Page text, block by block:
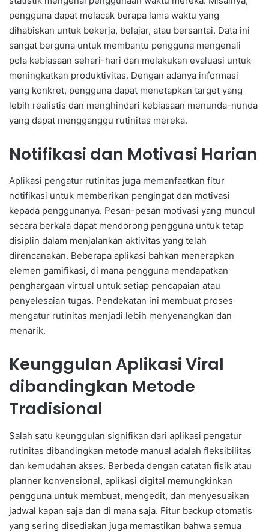
pengguna dapat melacak berapa lama waktu yang
dihabiskan untuk bekerja, belajar, atau bersantai. Data ini
sangat berguna untuk membantu pengguna mengenali
pola kebiasaan sehari-hari dan melakukan evaluasi untuk
meningkatkan produktivitas. Dengan adanya informasi
yang konkret, pengguna dapat menetapkan target yang
lebih realistis dan menghindari kebiasaan menunda-nunda
yang dapat mengganggu rutinitas mereka.
Notifikasi dan Motivasi Harian
Aplikasi pengatur rutinitas juga memanfaatkan fitur
notifikasi untuk memberikan pengingat dan motivasi
kepada penggunanya. Pesan-pesan motivasi yang muncul
secara berkala dapat mendorong pengguna untuk tetap
disiplin dalam menjalankan aktivitas yang telah
direncanakan. Beberapa aplikasi bahkan menerapkan
elemen gamifikasi, di mana pengguna mendapatkan
penghargaan virtual untuk setiap pencapaian atau
penyelesaian tugas. Pendekatan ini membuat proses
mengatur rutinitas menjadi lebih menyenangkan dan
menarik.
Keunggulan Aplikasi Viral
dibandingkan Metode
Tradisional
Salah satu keunggulan signifikan dari aplikasi pengatur
rutinitas dibandingkan metode manual adalah fleksibilitas
dan kemudahan akses. Berbeda dengan catatan fisik atau
planner konvensional, aplikasi digital memungkinkan
pengguna untuk membuat, mengedit, dan menyesuaikan
jadwal kapan saja dan di mana saja. Fitur backup otomatis
yang sering disediakan juga memastikan bahwa semua